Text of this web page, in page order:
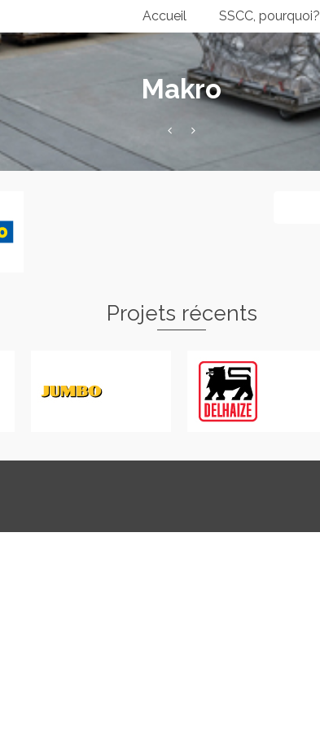
Accueil SSCC, pourquoi?
Makro
Projets récents